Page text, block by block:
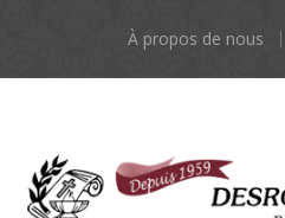
À propos de nous